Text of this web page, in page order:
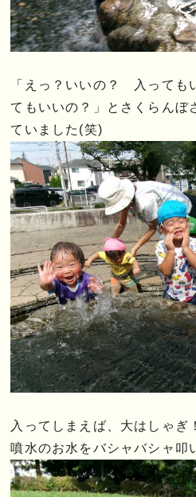
「えっ？いいの？ 入っても
てもいいの？」とさくらんぼ
ていました(笑)
入ってしまえば、大はしゃぎ
噴水のお水をバシャバシャ叩